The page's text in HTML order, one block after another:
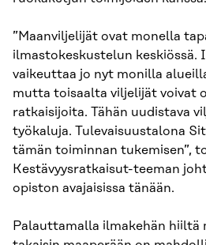
”Maanviljelijät ovat monella
ilmastokeskustelun keskiössä.
vaikeuttaa jo nyt monilla
mutta toisaalta viljelijät voivat
ratkaisijoita. Tähän uudistava
työkaluja. Tulevaisuustalona
tämän toiminnan tukemisen”,
Kestävyysratkaisut-teeman
opiston avajaisissa tänään.
Palauttamalla ilmakehän hiiltä